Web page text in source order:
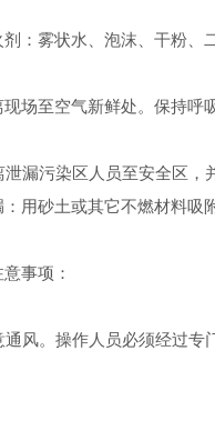
雾状水、泡沫、干粉、二
至空气新鲜处。保持呼吸
污染区人员至安全区，并
用砂土或其它不燃材料
事项：
。操作人员必须经过专门